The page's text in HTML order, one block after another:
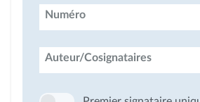
Numéro
Auteur/Cosignataires